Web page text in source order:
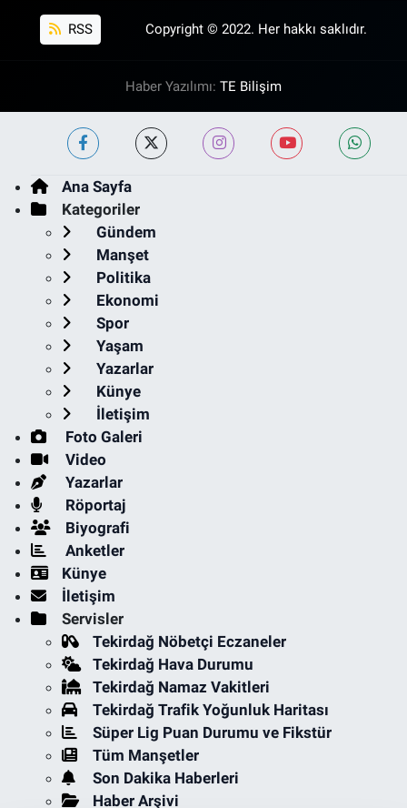
RSS Copyright © 2022. Her hakkı saklıdır.
Haber Yazılımı: TE Bilişim
Ana Sayfa
Kategoriler
Gündem
Manşet
Politika
Ekonomi
Spor
Yaşam
Yazarlar
Künye
İletişim
Foto Galeri
Video
Yazarlar
Röportaj
Biyografi
Anketler
Künye
İletişim
Servisler
Tekirdağ Nöbetçi Eczaneler
Tekirdağ Hava Durumu
Tekirdağ Namaz Vakitleri
Tekirdağ Trafik Yoğunluk Haritası
Süper Lig Puan Durumu ve Fikstür
Tüm Manşetler
Son Dakika Haberleri
Haber Arşivi